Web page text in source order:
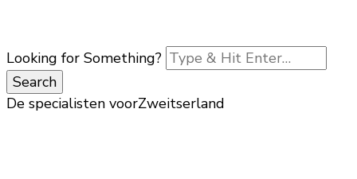
Looking for Something?
De specialisten voorZweitserland